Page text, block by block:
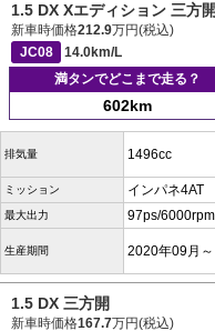
1.5 DX Xエディション 三方
新車時価格212.9万円(税込)
JC08
14.0km/L
満タンでどこまで走る？
602km
排気量 1496cc
ミッション インパネ4AT
最大出力 97ps/6000rpm
生産期間 2020年09月～
1.5 DX 三方開
新車時価格167.7万円(税込)